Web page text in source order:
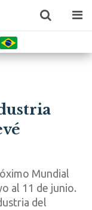
Mundial
al 11 de junio.
del